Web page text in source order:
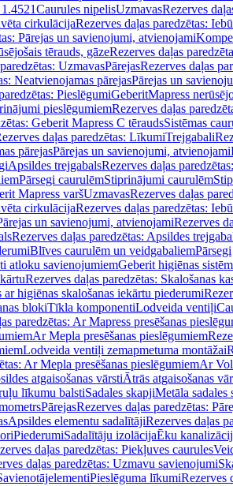
Caurules nipelisUzmavasRezerves
cirkulācijaRezerves daļas paredzētas:
Pārejas un savienojumi, atvienojami
tērauds, gāzeRezerves daļas
UzmavasPārejasRezerves daļas
Neatvienojamas pārejasPārejas un
PieslēgumiGeberitMapress
pieslēgumiemRezerves daļas
Geberit Mapress C tēraudsSistēmas
daļas paredzētas: LīkumiTrejgabali
pārejasPārejas un savienojumi, atvienojami
Apsildes trejgabalsRezerves daļas
Pārsegi caurulēmStiprinājumi caurulēm
Mapress varšUzmavasRezerves daļas
cirkulācijaRezerves daļas paredzētas:
un savienojumi, atvienojamiRezerves
Rezerves daļas paredzētas: Apsildes
Blīves caurulēm un veidgabaliemPārsegi
atloku savienojumiemGeberit higiēnas
Rezerves daļas paredzētas: Skalošanas
higiēnas skalošanas iekārtu piederumi
blokiTīkla komponentiLodveida ventiļi
paredzētas: Ar Mapress presēšanas
Ar Mepla presēšanas pieslēgumiem
Lodveida ventiļi zemapmetuma montāžai
Ar Mepla presēšanas pieslēgumiemAr
atgaisošanas vārstiĀtrās atgaisošanas
līkumu balstiSadales skapjiMetāla sadales
PārejasRezerves daļas paredzētas:
Apsildes elementu sadalītājiRezerves daļas
PiederumiSadalītāju izolācijaĒku
daļas paredzētas: Piekļuves caurules
daļas paredzētas: Uzmavu savienojumi
Pieslēguma līkumiRezerves